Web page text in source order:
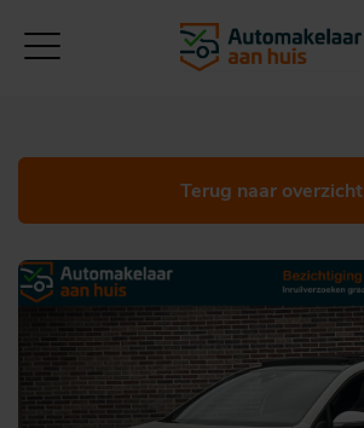
Terug naar overzicht